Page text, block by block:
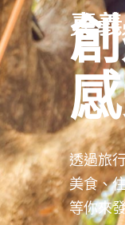
透過旅
美食、
等你來